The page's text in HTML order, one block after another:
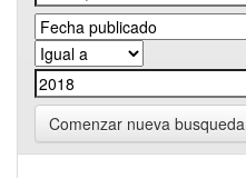
Comenzar nueva busqueda